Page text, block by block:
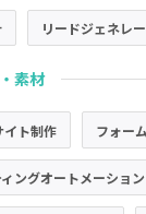
リードジェネレ
素材
イト制作 フォー
ングオートメーション